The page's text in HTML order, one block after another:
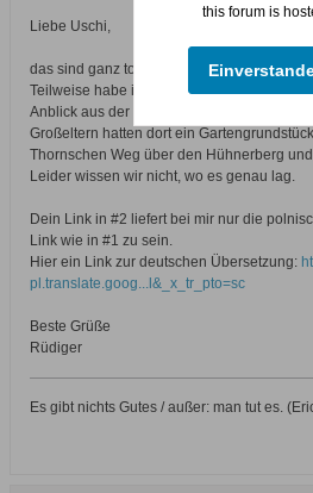
Liebe Uschi,
das sind ganz tolle Drohnenaufnahmen,
Teilweise habe ich die Gegend auch
Anblick aus der Luft bietet natürlich viel
Großeltern hatten dort ein
Thornschen Weg über den Hühnerberg
Leider wissen wir nicht, wo es genau lag.
Dein Link in #2 liefert bei mir nur die
Link wie in #1 zu sein.
Hier ein Link zur deutschen Übersetzung:
pl.translate.goog...l&_x_tr_pto=sc
Beste Grüße
Rüdiger
Es gibt nichts Gutes / außer: man tut es.
this forum is